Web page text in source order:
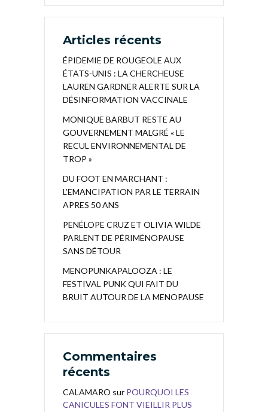
Articles récents
ÉPIDEMIE DE ROUGEOLE AUX
ÉTATS-UNIS : LA CHERCHEUSE
LAUREN GARDNER ALERTE SUR LA
DÉSINFORMATION VACCINALE
MONIQUE BARBUT RESTE AU
GOUVERNEMENT MALGRÉ « LE
RECUL ENVIRONNEMENTAL DE
TROP »
DU FOOT EN MARCHANT :
L’EMANCIPATION PAR LE TERRAIN
APRES 50 ANS
PENÉLOPE CRUZ ET OLIVIA WILDE
PARLENT DE PÉRIMÉNOPAUSE
SANS DÉTOUR
MENOPUNKAPALOOZA : LE
FESTIVAL PUNK QUI FAIT DU
BRUIT AUTOUR DE LA MENOPAUSE
Commentaires
récents
CALAMARO sur POURQUOI LES
CANICULES FONT VIEILLIR PLUS